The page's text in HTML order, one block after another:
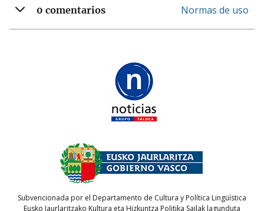
0 comentarios Normas de uso
Subvencionada por el Departamento de Cultura y Política Lingüística
Eusko Jaurlaritzako Kultura eta Hizkuntza Politika Sailak lagunduta